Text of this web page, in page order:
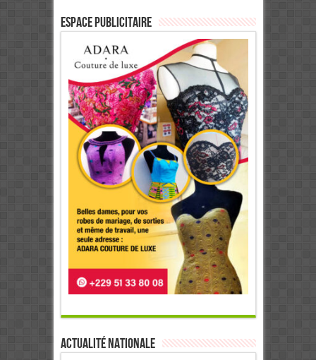
ESPACE PUBLICITAIRE
Actualité Nationale